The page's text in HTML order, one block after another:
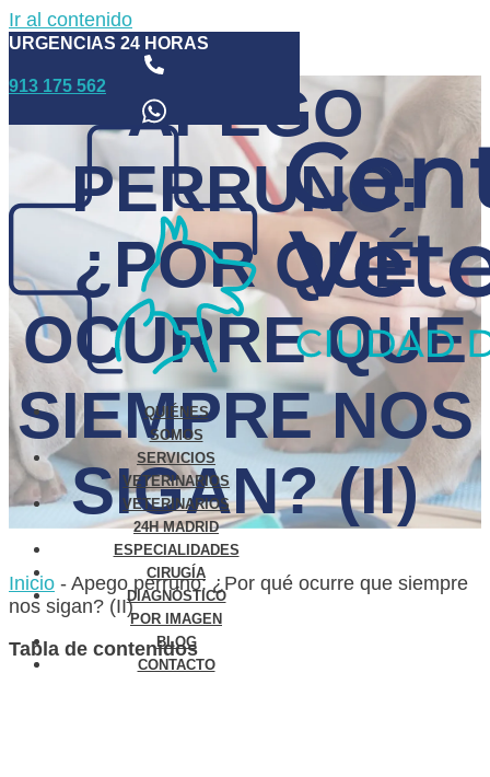
Ir al contenido
URGENCIAS 24 HORAS
913 175 562
QUIÉNES
SOMOS
SERVICIOS
VETERINARIOS
VETERINARIOS
24H MADRID
ESPECIALIDADES
CIRUGÍA
DIAGNÓSTICO
POR IMAGEN
BLOG
CONTACTO
APEGO
PERRUNO:
¿POR QUÉ
OCURRE QUE
SIEMPRE NOS
SIGAN? (II)
Inicio - Apego perruno: ¿Por qué ocurre que siempre
nos sigan? (II)
Tabla de contenidos